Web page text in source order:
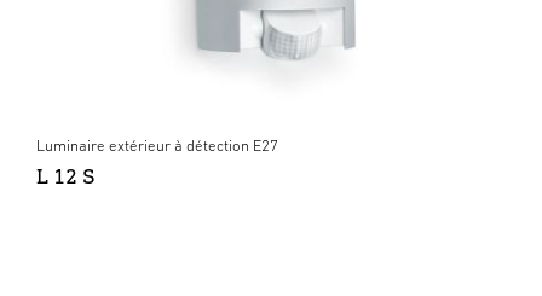
Luminaire extérieur à détection E27
L 12 S